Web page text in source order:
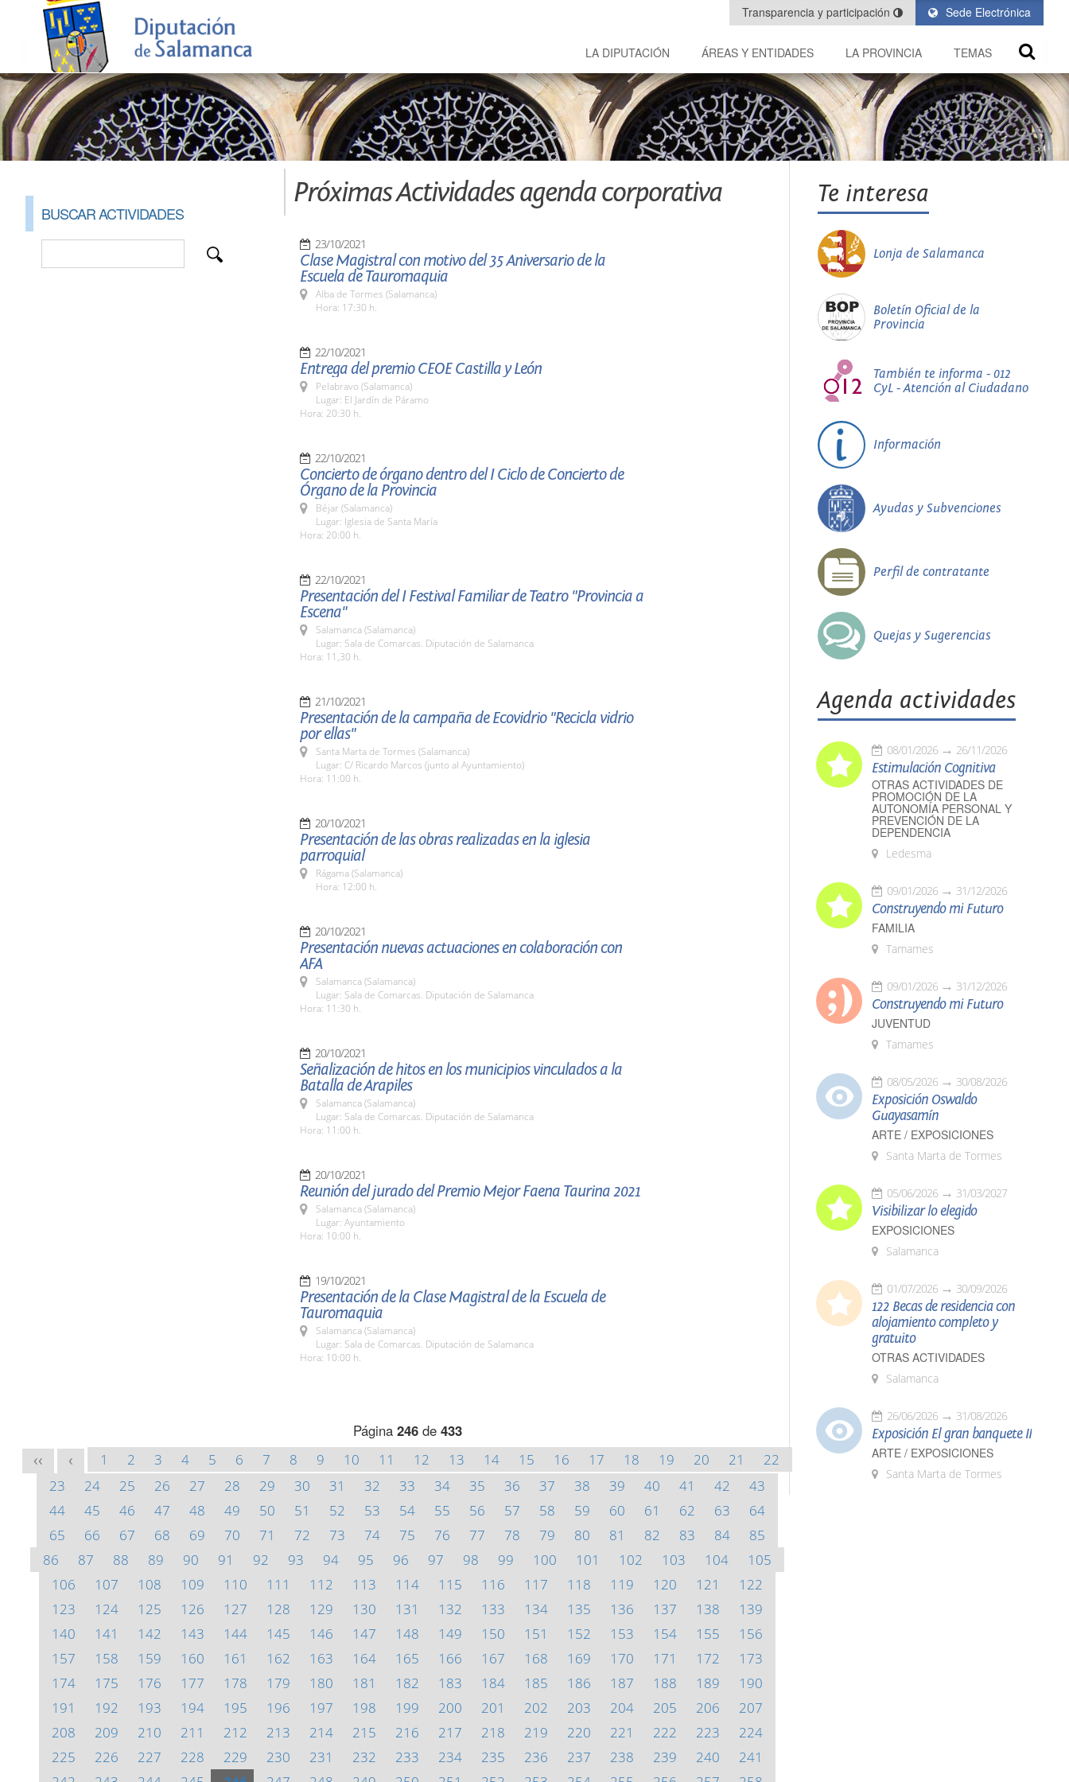
Sede Electrónica
Transparencia y participación
LA DIPUTACIÓN ÁREAS Y ENTIDADES LA PROVINCIA TEMAS
BUSCAR ACTIVIDADES
Próximas Actividades agenda corporativa
23/10/2021
Clase Magistral con motivo del 35 Aniversario de la
Escuela de Tauromaquia
Alba de Tormes (Salamanca)
Hora: 17:30 h.
22/10/2021
Entrega del premio CEOE Castilla y León
Pelabravo (Salamanca)
Lugar: El Jardín de Páramo
Hora: 20:30 h.
22/10/2021
Concierto de órgano dentro del I Ciclo de Concierto de
Órgano de la Provincia
Béjar (Salamanca)
Lugar: Iglesia de Santa María
Hora: 20:00 h.
22/10/2021
Presentación del I Festival Familiar de Teatro "Provincia a
Escena"
Salamanca (Salamanca)
Lugar: Sala de Comarcas. Diputación de Salamanca
Hora: 11,30 h.
21/10/2021
Presentación de la campaña de Ecovidrio "Recicla vidrio
por ellas"
Santa Marta de Tormes (Salamanca)
Lugar: C/ Ricardo Marcos (junto al Ayuntamiento)
Hora: 11:00 h.
20/10/2021
Presentación de las obras realizadas en la iglesia
parroquial
Rágama (Salamanca)
Hora: 12:00 h.
20/10/2021
Presentación nuevas actuaciones en colaboración con
AFA
Salamanca (Salamanca)
Lugar: Sala de Comarcas. Diputación de Salamanca
Hora: 11:30 h.
20/10/2021
Señalización de hitos en los municipios vinculados a la
Batalla de Arapiles
Salamanca (Salamanca)
Lugar: Sala de Comarcas. Diputación de Salamanca
Hora: 11:00 h.
20/10/2021
Reunión del jurado del Premio Mejor Faena Taurina 2021
Salamanca (Salamanca)
Lugar: Ayuntamiento
Hora: 10:00 h.
19/10/2021
Presentación de la Clase Magistral de la Escuela de
Tauromaquia
Salamanca (Salamanca)
Lugar: Sala de Comarcas. Diputación de Salamanca
Hora: 10:00 h.
Página 246de 433
<< < 1 2 3 4 5 6 7 8 9 10 11 12 13 14 15 16 17 18 19 20 21
22
23
24 25 26 27 28 29 30 31 32 33 34 35 36 37 38 39 40 41 42
43
44
45 46 47 48 49 50 51 52 53 54 55 56 57 58 59 60 61 62 63
64
65
66 67 68 69 70 71 72 73 74 75 76 77 78 79 80 81 82 83 84
85
86
87 88 89 90 91 92 93 94 95 96 97 98 99 100 101 102 103 104
105
106
107 108 109 110 111 112 113 114 115 116 117 118 119 120 121
122
123
124 125 126 127 128 129 130 131 132 133 134 135 136 137 138
139
140
141 142 143 144 145 146 147 148 149 150 151 152 153 154 155
156
157
158 159 160 161 162 163 164 165 166 167 168 169 170 171 172
173
174
175 176 177 178 179 180 181 182 183 184 185 186 187 188 189
190
191
192 193 194 195 196 197 198 199 200 201 202 203 204 205 206
207
208
209 210 211 212 213 214 215 216 217 218 219 220 221 222 223
224
225
226 227 228 229 230 231 232 233 234 235 236 237 238 239 240
241
Te interesa
Lonja de Salamanca
Boletín Oficial de la
Provincia
También te informa - 012
CyL - Atención al Ciudadano
Información
Ayudas y Subvenciones
Perfil de contratante
Quejas y Sugerencias
Agenda actividades
08/01/2026 26/11/2026
Estimulación Cognitiva
OTRAS ACTIVIDADES DE
PROMOCIÓN DE LA
AUTONOMÍA PERSONAL Y
PREVENCIÓN DE LA
DEPENDENCIA
Ledesma
09/01/2026 31/12/2026
Construyendo mi Futuro
FAMILIA
Tamames
09/01/2026 31/12/2026
Construyendo mi Futuro
JUVENTUD
Tamames
08/05/2026 30/08/2026
Exposición Oswaldo
Guayasamín
ARTE / EXPOSICIONES
Santa Marta de Tormes
05/06/2026 31/03/2027
Visibilizar lo elegido
EXPOSICIONES
Salamanca
01/07/2026 30/09/2026
122 Becas de residencia con
alojamiento completo y
gratuito
OTRAS ACTIVIDADES
Salamanca
26/06/2026 31/08/2026
Exposición El gran banquete II
ARTE / EXPOSICIONES
Santa Marta de Tormes